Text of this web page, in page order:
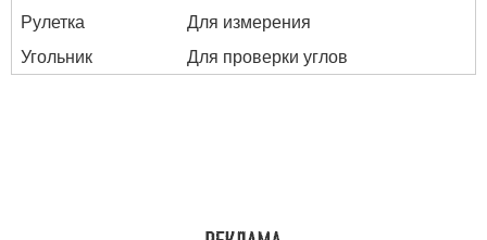
Рулетка
Для измерения
Угольник
Для проверки углов